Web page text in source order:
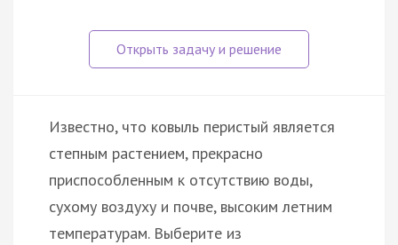
Известно, что ковыль перистый является
степным растением, прекрасно
приспособленным к отсутствию воды,
сухому воздуху и почве, высоким летним
температурам. Выберите из